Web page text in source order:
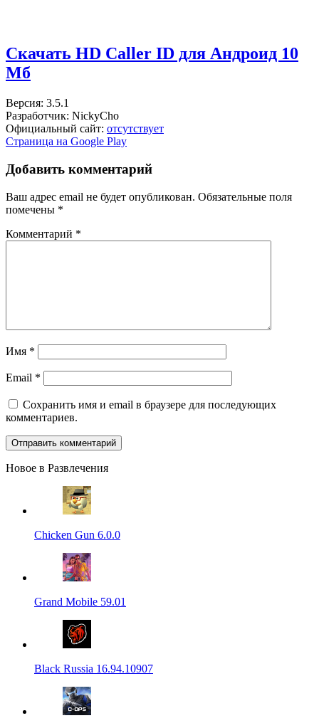
Скачать HD Caller ID для Андроид 10
Мб
Версия: 3.5.1
Разработчик: NickyCho
Официальный сайт: отсутствует
Страница на Google Play
Добавить комментарий
Ваш адрес email не будет опубликован. Обязательные поля
помечены *
Комментарий *
Имя *
Email *
Сохранить имя и email в браузере для последующих
комментариев.
Новое в Развлечения
Chicken Gun 6.0.0
Grand Mobile 59.01
Black Russia 16.94.10907